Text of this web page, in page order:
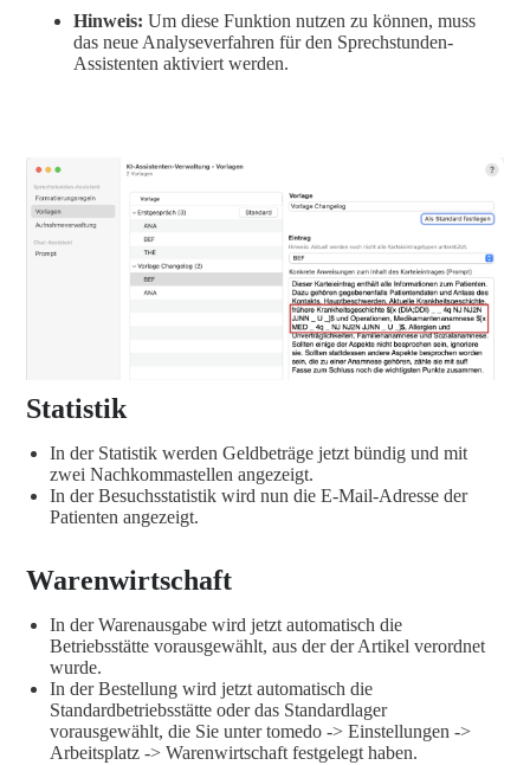
Hinweis: Um diese Funktion nutzen zu können, muss
das neue Analyseverfahren für den Sprechstunden-
Assistenten aktiviert werden.
Statistik
In der Statistik werden Geldbeträge jetzt bündig und mit
zwei Nachkommastellen angezeigt.
In der Besuchsstatistik wird nun die E-Mail-Adresse der
Patienten angezeigt.
Warenwirtschaft
In der Warenausgabe wird jetzt automatisch die
Betriebsstätte vorausgewählt, aus der der Artikel verordnet
wurde.
In der Bestellung wird jetzt automatisch die
Standardbetriebsstätte oder das Standardlager
vorausgewählt, die Sie unter tomedo -> Einstellungen ->
Arbeitsplatz -> Warenwirtschaft festgelegt haben.